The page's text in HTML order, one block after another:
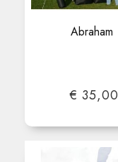
Abraham
€ 35,00